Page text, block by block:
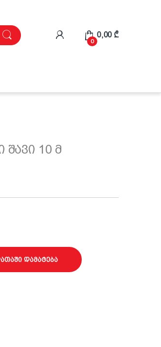
0
0,00 ₾
10 მ
quantity
დამატება